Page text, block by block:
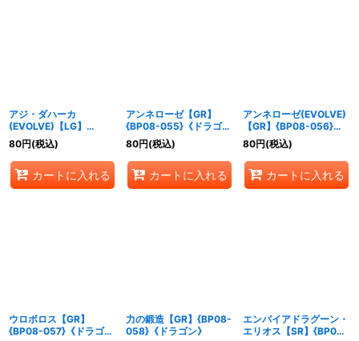
アジ・ダハーカ
(EVOLVE)【LG】
{BP08-054}《ドラゴ
ン》
80円(税込)
カートに入れる
アンネローゼ【GR】
{BP08-055}《ドラゴ
ン》
80円(税込)
カートに入れる
アンネローゼ(EVOLVE)
【GR】{BP08-056}
《ドラゴン》
80円(税込)
カートに入れる
ウロボロス【GR】
{BP08-057}《ドラゴ
力の鍛造【GR】{BP08-
058}《ドラゴン》
エンパイアドラグーン・
エリオス【SR】{BP08-